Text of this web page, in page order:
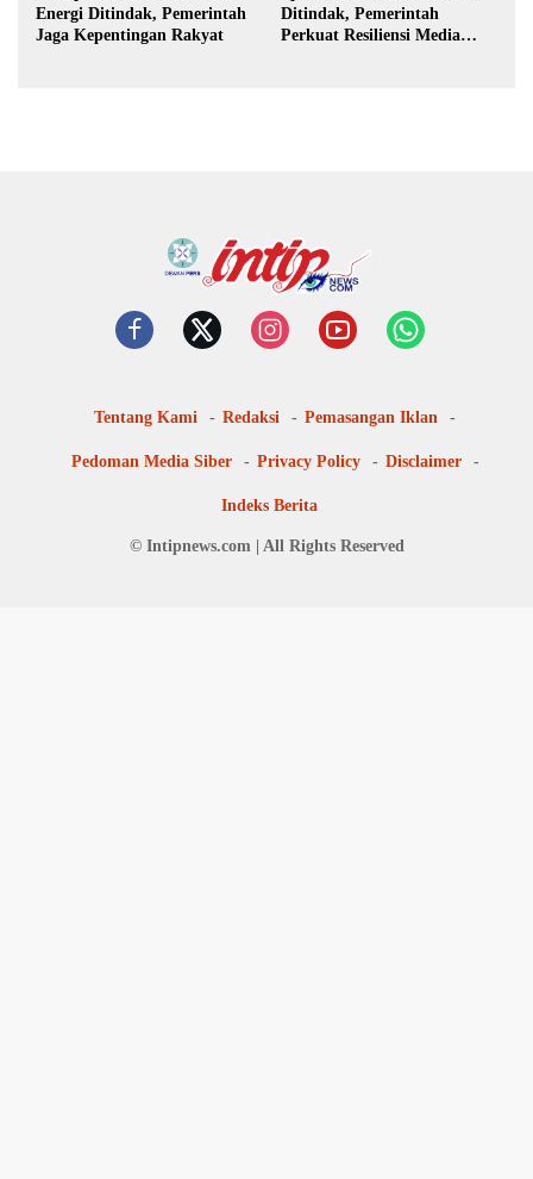
Energi Ditindak, Pemerintah
Jaga Kepentingan Rakyat
Ditindak, Pemerintah
Perkuat Resiliensi Media
Tentang Kami Redaksi Pemasangan Iklan
Pedoman Media Siber Privacy Policy Disclaimer
Indeks Berita
© Intipnews.com | All Rights Reserved